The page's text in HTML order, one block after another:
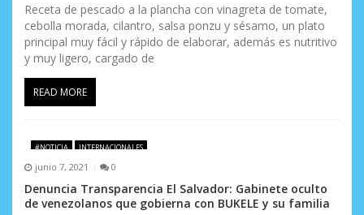
Receta de pescado a la plancha con vinagreta de tomate,
cebolla morada, cilantro, salsa ponzu y sésamo, un plato
principal muy fácil y rápido de elaborar, además es nutritivo
y muy ligero, cargado de
READ MORE
#NOTICIA INTERNACIONALES
junio 7, 2021 0
Denuncia Transparencia El Salvador: Gabinete oculto
de venezolanos que gobierna con BUKELE y su familia